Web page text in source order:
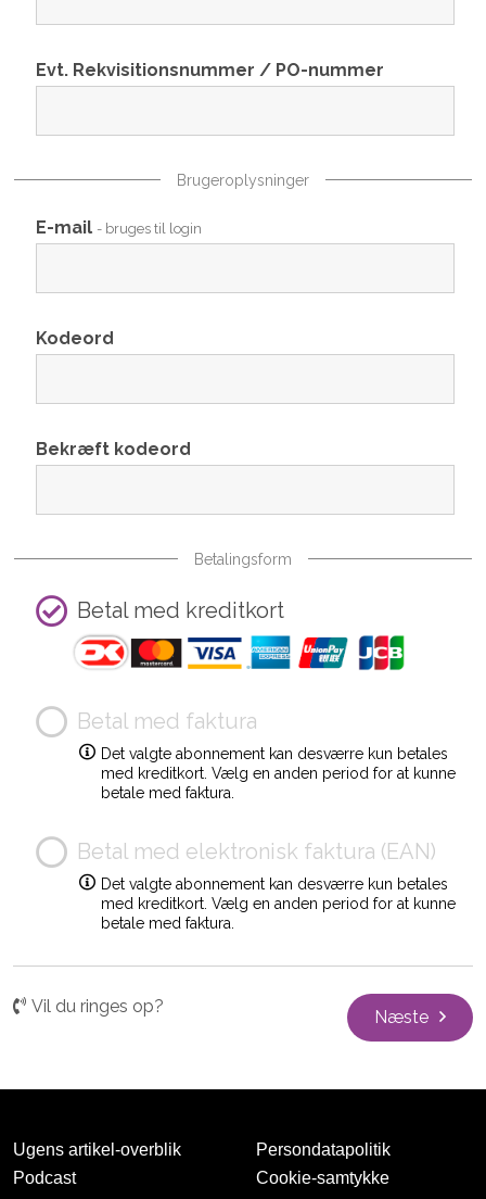
Evt. Rekvisitionsnummer / PO-nummer
Brugeroplysninger
E-mail - bruges til login
Kodeord
Bekræft kodeord
Betalingsform
Betal med kreditkort
Betal med faktura
Det valgte abonnement kan desværre kun betales
med kreditkort. Vælg en anden period for at kunne
betale med faktura.
Betal med elektronisk faktura (EAN)
Det valgte abonnement kan desværre kun betales
med kreditkort. Vælg en anden period for at kunne
betale med faktura.
Vil du ringes op?
Næste
Ugens artikel-overblik
Podcast
Persondatapolitik
Cookie-samtykke